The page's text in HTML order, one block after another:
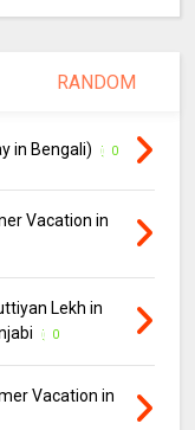
RANDOM
in Bengali) 0
Vacation in
Lekh in
0
Vacation in